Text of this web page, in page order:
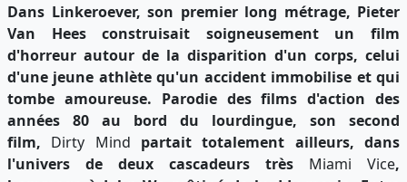
Dans Linkeroever, son premier long métrage, Pieter
Van Hees construisait soigneusement un film
d'horreur autour de la disparition d'un corps, celui
d'une jeune athlète qu'un accident immobilise et qui
tombe amoureuse. Parodie des films d'action des
années 80 au bord du lourdingue, son second
film, Dirty Mind partait totalement ailleurs, dans
l'univers de deux cascadeurs très Miami Vice,